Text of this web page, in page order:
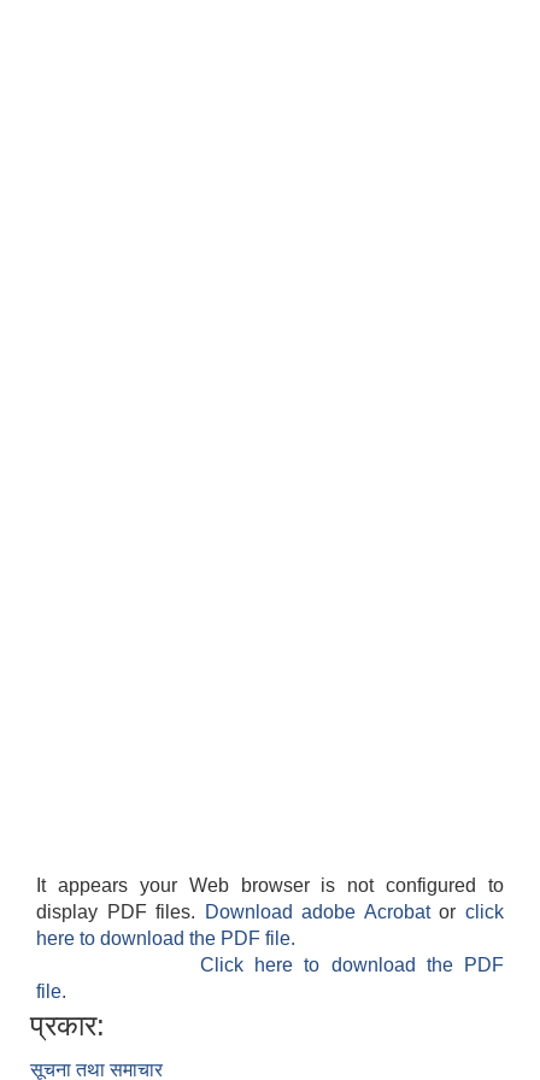
It appears your Web browser is not configured to
display PDF files.
Download adobe Acrobatorclick
here to download the PDF file.
Click here to download the PDF
file.
प्रकार:
सूचना तथा समाचार